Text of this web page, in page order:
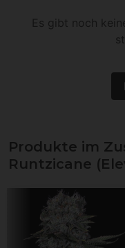
Es gibt noch
Produkte im
Runtzicane